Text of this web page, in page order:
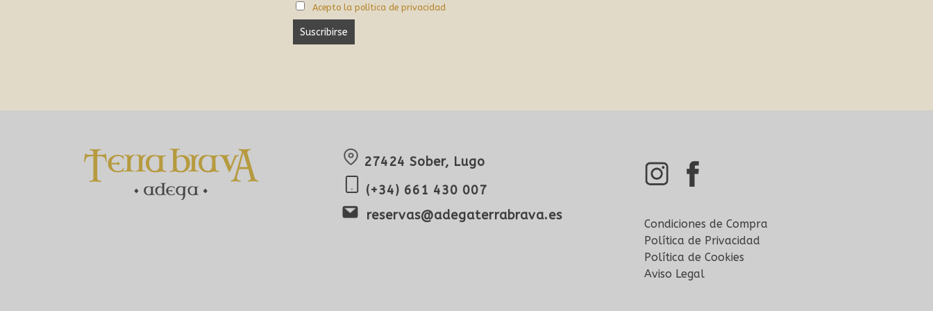
Acepto la política de privacidad
27424 Sober, Lugo
(+34) 661 430 007
reservas@adegaterrabrava.es
Condiciones de Compra
Política de Privacidad
Política de Cookies
Aviso Legal